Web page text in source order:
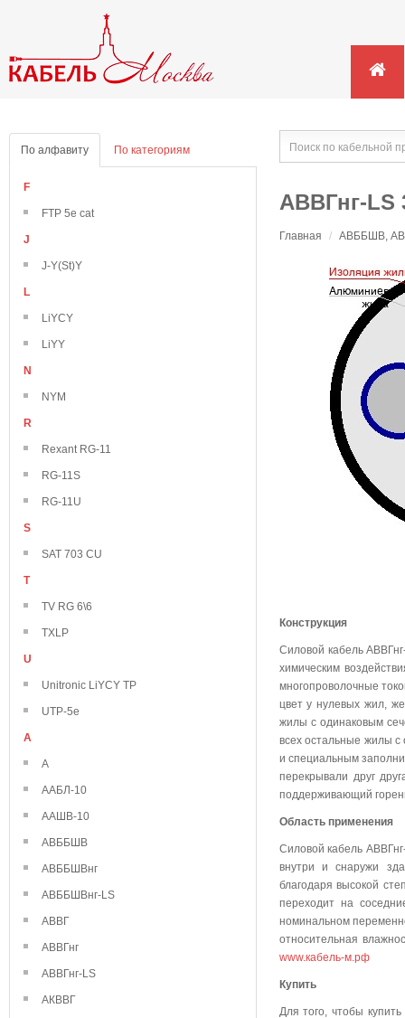
По алфавиту По категориям
F
FTP 5e cat
J
J-Y(St)Y
L
LiYCY
LiYY
N
NYM
R
Rexant RG-11
RG-11S
RG-11U
S
SAT 703 CU
T
TV RG 6\6
TXLP
U
Unitronic LiYCY TP
UTP-5e
А
А
ААБЛ-10
ААШВ-10
АВББШВ
АВББШВнг
АВББШВнг-LS
АВВГ
АВВГнг
АВВГнг-LS
АКВВГ
АВВГнг-LS
Главная / АВББШВ,
Конструкция
Силовой кабель
химическим
многопроволочные
цвет у нулевых жил,
жилы с одинаковым
всех остальные жилы с
и специальным
перекрывали друг
поддерживающий
Область применения
Силовой кабель
внутри и снаружи
благодаря высокой
переходит на
номинальном
относительная
www.кабель-м.рф
Для того, чтобы